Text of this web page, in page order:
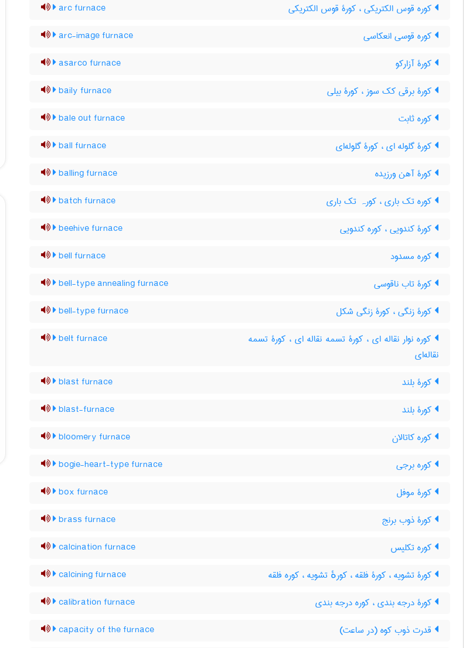
کوره قوس الکتریکی ، کورۀ قوس الکتریکی arc furnace
کوره قوسی انعکاسی arc-image furnace
کورۀ آزارکو asarco furnace
کورۀ برقی کک سوز ، کورۀ بیلی baily furnace
کوره ثابت bale out furnace
کورۀ گلوله ای ، کورۀ گلوله‌ای ball furnace
کورۀ آهن ورزیده balling furnace
کوره تک باری ، کورہ تک باری batch furnace
کورۀ کندویی ، کوره کندویی beehive furnace
کوره مسدود bell furnace
کورۀ تاب ناقوسی bell-type annealing furnace
کورۀ زنگی ، کورۀ زنگی شکل bell-type furnace
کوره نوار نقاله ای ، کورۀ تسمه نقاله ای ، کورۀ تسمه
نقاله‌ای
belt furnace
کورۀ بلند blast furnace
کورۀ بلند blast-furnace
کوره کاتالان bloomery furnace
کوره برجی bogie-heart-type furnace
کورۀ موفل box furnace
کورۀ ذوب برنج brass furnace
کوره تکلیس calcination furnace
کورۀ تشویه ، کورۀ فلقه ، کورهٔ تشویه ، کوره فلقه calcining furnace
کورۀ درجه بندی ، کوره درجه بندی calibration furnace
قدرت ذوب کوه (در ساعت) capacity of the furnace